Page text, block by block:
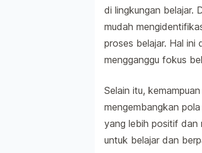
di lingkungan belajar.
mudah
proses belajar. Hal ini
mengganggu fokus
Selain itu,
mengembangkan
yang lebih positif dan
untuk belajar dan